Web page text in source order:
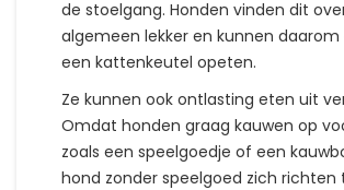
de stoelgang. Honden vinden dit
algemeen lekker en kunnen daarom
een kattenkeutel opeten.
Ze kunnen ook ontlasting eten uit
Omdat honden graag kauwen op
zoals een speelgoedje of een
hond zonder speelgoed zich richten